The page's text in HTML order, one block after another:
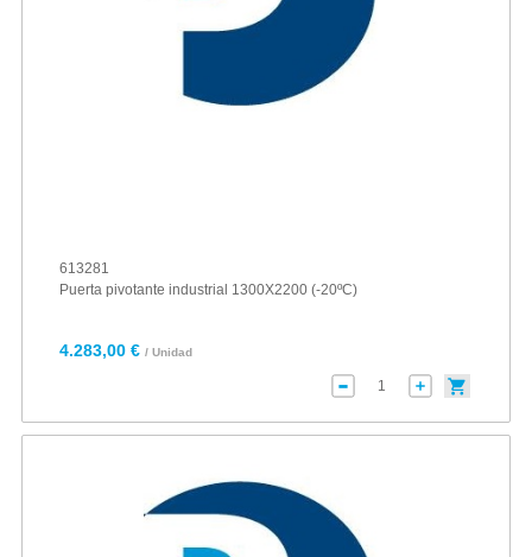
613281
Puerta pivotante industrial 1300X2200 (-20ºC)
4.283,00 € / Unidad